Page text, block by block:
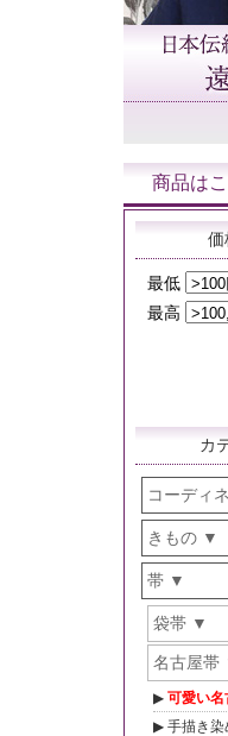
商品は
価
カ
コーディ
きもの
帯
袋帯
名古屋帯
可愛い名
手描き染